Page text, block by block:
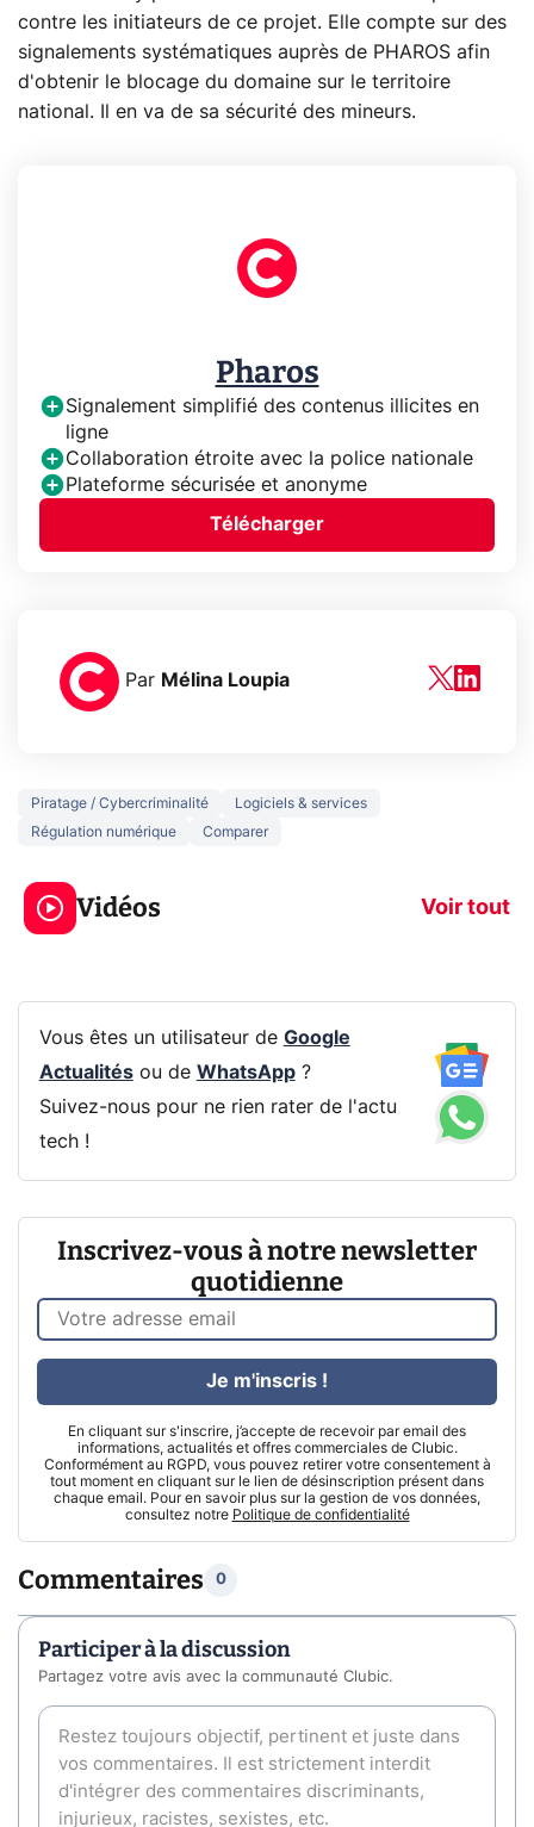
contre les initiateurs de ce projet. Elle compte sur des
signalements systématiques auprès de PHAROS afin
d'obtenir le blocage du domaine sur le territoire
national. Il en va de sa sécurité des mineurs.
Pharos
Signalement simplifié des contenus illicites en
ligne
Collaboration étroite avec la police nationale
Plateforme sécurisée et anonyme
Télécharger
Par Mélina Loupia
Piratage / Cybercriminalité
Logiciels & services
Régulation numérique
Comparer
Vidéos Voir tout
3 écrans en 1 pour
319€ ? Voici L'AOC
CQ32G4ZA !
prochaine
Vous êtes un utilisateur de Google
Actualitésou de WhatsApp?
Suivez-nous pour ne rien rater de l'actu
tech !
Inscrivez-vous à notre newsletter
quotidienne
En cliquant sur s'inscrire, j’accepte de recevoir par email des
informations, actualités et offres commerciales de Clubic.
Conformément au RGPD, vous pouvez retirer votre consentement à
tout moment en cliquant sur le lien de désinscription présent dans
chaque email. Pour en savoir plus sur la gestion de vos données,
consultez notre Politique de confidentialité
Je m'inscris !
Commentaires 0
Participer à la discussion
Partagez votre avis avec la communauté Clubic.